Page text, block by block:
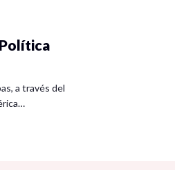
a través del